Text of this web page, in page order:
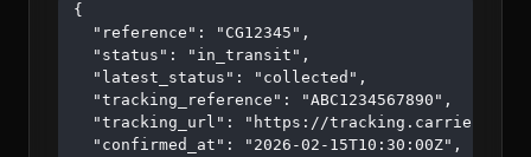
{
  "reference": "CG12345",
  "status": "in_transit",
  "latest_status": "collected",
  "tracking_reference": "ABC1234567890",
"tracking_url": "https://
  "confirmed_at": "2026-02-15T10:30:00Z",